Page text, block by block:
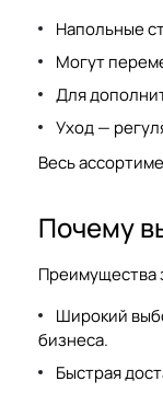
Напольные
Могут
Для
Уход —
Весь
Почему
Преимущества
Широкий
бизнеса.
Быстрая